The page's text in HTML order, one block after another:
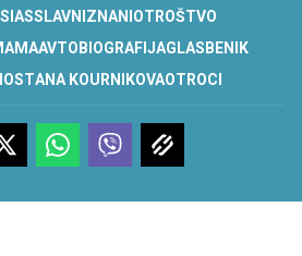
SLAVNI ZNANI OTROŠTVO
AVTOBIOGRAFIJAGLASBENIK
ANA KOURNIKOVAOTROCI